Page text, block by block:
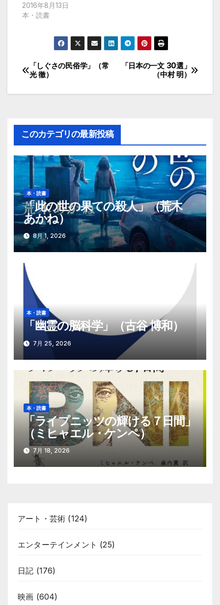
2016年8月13日
本・読書
投
稿
ビ
ゲ
ー
シ
ョ
ン
「日本の一文 30選」
（中村 明）
「しぐさの民俗学」（常
光 徹）
このカテゴリの最新投稿
本・読書
「此の世の果ての殺人」（荒木
あかね）
8月 1, 2026
本・読書
「幽霊の脳科学」（古谷 博和）
7月 25, 2026
本・読書
「ライプニッツの輝ける７日間」
（ミヒャエル・ケンペ）
7月 18, 2026
アート・芸術 (124)
エンターテインメント (25)
日記 (176)
映画 (604)